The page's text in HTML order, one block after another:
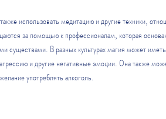
использовать медитацию и другие техники,
за помощью к профессионалам, которая
существами. В разных культурах магия может
и другие негативные эмоции. Она также
употреблять алкоголь.